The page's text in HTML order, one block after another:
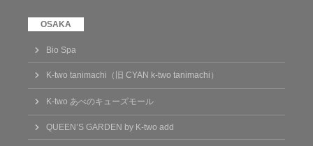
Bio Spa
K-two tanimachi（旧 CYAN k-two tanimachi）
K-two あべのキューズモール
QUEEN’S GARDEN by K-two add